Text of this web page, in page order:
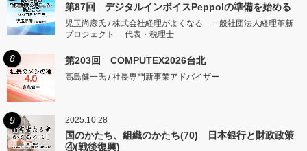
第87回 デジタルインボイスPeppolの準備を始める
児玉尚彦氏 / 株式会社経理がよくなる 一般社団法人経理革新
プロジェクト 代表・税理士
8 第203回 COMPUTEX2026台北
高島健一氏 / 社長専門新事業アドバイザー
9 2025.10.28
国のかたち、組織のかたち(70) 日本銀行と財政政策
④(戦後復興)